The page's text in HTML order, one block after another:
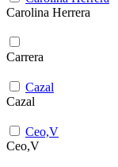
Carolina Herrera
Carrera
Cazal
Cazal
Ceo,V
Ceo,V